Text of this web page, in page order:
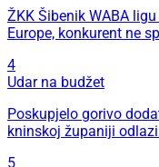
ŽKK Šibenik WABA
Europe, konkurent ne
4
Udar na budžet
Poskupjelo gorivo
kninskoj županiji
5